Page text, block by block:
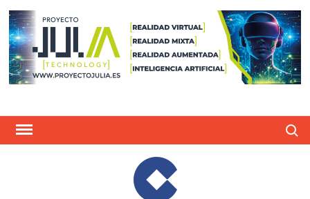
Saltar
contenido